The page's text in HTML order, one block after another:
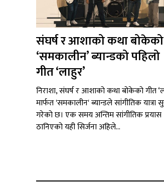
संघर्ष र आशाको कथा बोकेको
‘समकालीन’ ब्यान्डको पहिलो
गीत ‘लाहुर’
निराशा, संघर्ष र आशाको कथा बोकेको गीत
मार्फत 'समकालीन' ब्यान्डले सांगीतिक यात्रा
गरेको छ। एक समय अन्तिम सांगीतिक प्रयास
ठानिएको यही सिर्जना अहिले...